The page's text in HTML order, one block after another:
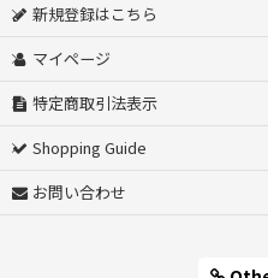
新規登録はこちら
マイページ
特定商取引法表示
Shopping Guide
お問い合わせ